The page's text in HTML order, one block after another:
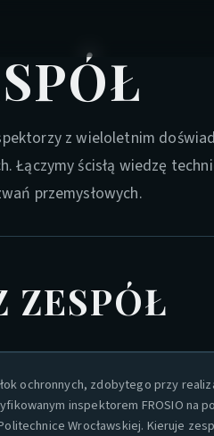
z wieloletnim
Łączymy ścisłą wiedzę
przemysłowych.
ZESPÓŁ
ochronnych, zdobytego przy
inspektorem FROSIO na
Wrocławskiej. Kieruje